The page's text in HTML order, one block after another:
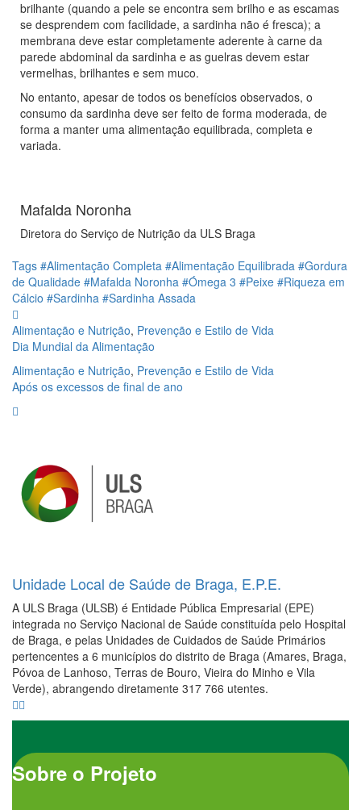
brilhante (quando a pele se encontra sem brilho e as escamas
se desprendem com facilidade, a sardinha não é fresca); a
membrana deve estar completamente aderente à carne da
parede abdominal da sardinha e as guelras devem estar
vermelhas, brilhantes e sem muco.
No entanto, apesar de todos os benefícios observados, o
consumo da sardinha deve ser feito de forma moderada, de
forma a manter uma alimentação equilibrada, completa e
variada.
Mafalda Noronha
Diretora do Serviço de Nutrição da ULS Braga
Tags #Alimentação Completa #Alimentação Equilibrada #Gordura
de Qualidade #Mafalda Noronha #Ómega 3 #Peixe #Riqueza em
Cálcio #Sardinha #Sardinha Assada
Alimentação e Nutrição, Prevenção e Estilo de Vida
Dia Mundial da Alimentação
Alimentação e Nutrição, Prevenção e Estilo de Vida
Após os excessos de final de ano
Unidade Local de Saúde de Braga, E.P.E.
A ULS Braga (ULSB) é Entidade Pública Empresarial (EPE)
integrada no Serviço Nacional de Saúde constituída pelo Hospital
de Braga, e pelas Unidades de Cuidados de Saúde Primários
pertencentes a 6 municípios do distrito de Braga (Amares, Braga,
Póvoa de Lanhoso, Terras de Bouro, Vieira do Minho e Vila
Verde), abrangendo diretamente 317 766 utentes.
Sobre o Projeto